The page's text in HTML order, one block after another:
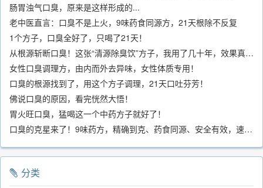
肠胃浊气口臭，原来是这样形成的...
老中医直言：口臭不是上火，9味药食同源方，21天根除不反复
1个方子，口臭全好了，只喝了21天！
从根源斩断口臭！这张“清源除臭饮”方子，我用了几十年，效果真不错
女性口臭调理方，由内而外去异味，女性体质专用！
口臭的根源找到了，用这个方子调理，21天口吐芬芳！
佛说口臭的原因，看完恍然大悟！
胃火旺口臭，猛喝这一个中药方子就好了！
口臭的克星来了！9味药方，精确到克、药食同源、安全有效，速看！
分类